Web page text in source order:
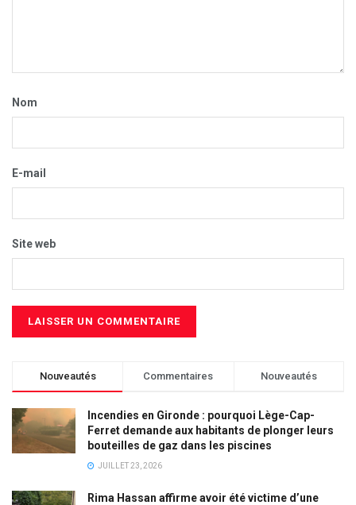
Nom
E-mail
Site web
Nouveautés Commentaires Nouveautés
Incendies en Gironde : pourquoi Lège-Cap-
Ferret demande aux habitants de plonger leurs
bouteilles de gaz dans les piscines
JUILLET 23, 2026
Rima Hassan affirme avoir été victime d’une